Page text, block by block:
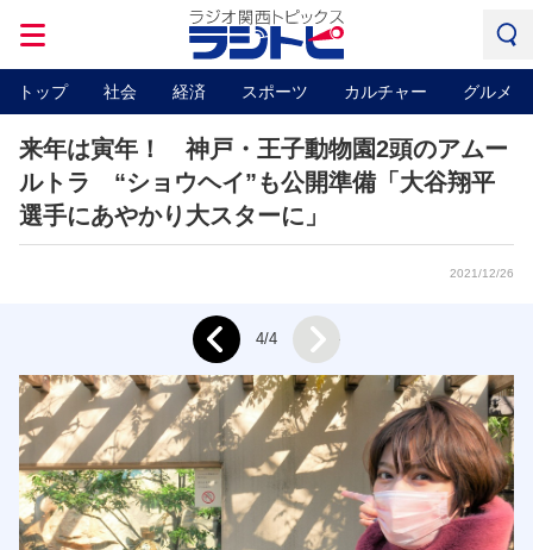
トップ 社会 経済 スポーツ カルチャー グルメ
来年は寅年！ 神戸・王子動物園2頭のアムー
ルトラ “ショウヘイ”も公開準備「大谷翔平
選手にあやかり大スターに」
2021/12/26
Prev 4/4